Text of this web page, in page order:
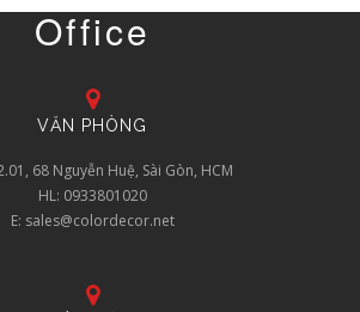
Office
VĂN PHÒNG
68 Nguyễn Huệ, Sài Gòn, HCM
HL: 0933801020
E: sales@colordecor.net